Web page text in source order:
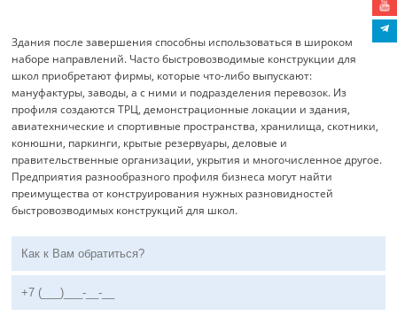
Здания после завершения способны использоваться в широком
наборе направлений. Часто быстровозводимые конструкции для
школ приобретают фирмы, которые что-либо выпускают:
мануфактуры, заводы, а с ними и подразделения перевозок. Из
профиля создаются ТРЦ, демонстрационные локации и здания,
авиатехнические и спортивные пространства, хранилища, скотники,
конюшни, паркинги, крытые резервуары, деловые и
правительственные организации, укрытия и многочисленное другое.
Предприятия разнообразного профиля бизнеса могут найти
преимущества от конструирования нужных разновидностей
быстровозводимых конструкций для школ.